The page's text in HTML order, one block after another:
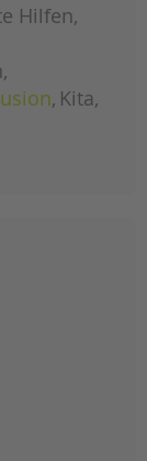
Hilfen
Kita